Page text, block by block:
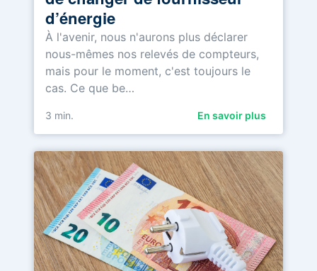
d’énergie
À l'avenir, nous n'aurons plus déclarer
nous-mêmes nos relevés de compteurs,
mais pour le moment, c'est toujours le
cas. Ce que be…
3 min. En savoir plus